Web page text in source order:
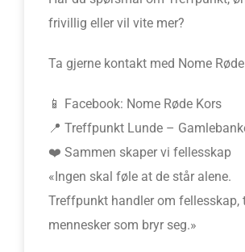
frivillig eller vil vite mer?
Ta gjerne kontakt med Nome
📱 Facebook: Nome Røde Kors
📍 Treffpunkt Lunde –
❤️ Sammen skaper vi fellesskap
«Ingen skal føle at de står alene.
Treffpunkt handler om fellesskap,
mennesker som bryr seg.»